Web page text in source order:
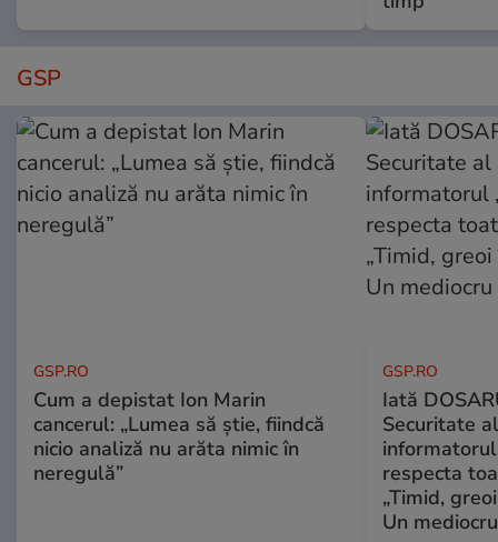
GSP
GSP.RO
Cum a depistat Ion Marin
cancerul: „Lumea să știe, fiindcă
nicio analiză nu arăta nimic în
neregulă”
GSP.RO
Iată
Securitate
informatorul
respecta
„Timid,
Un